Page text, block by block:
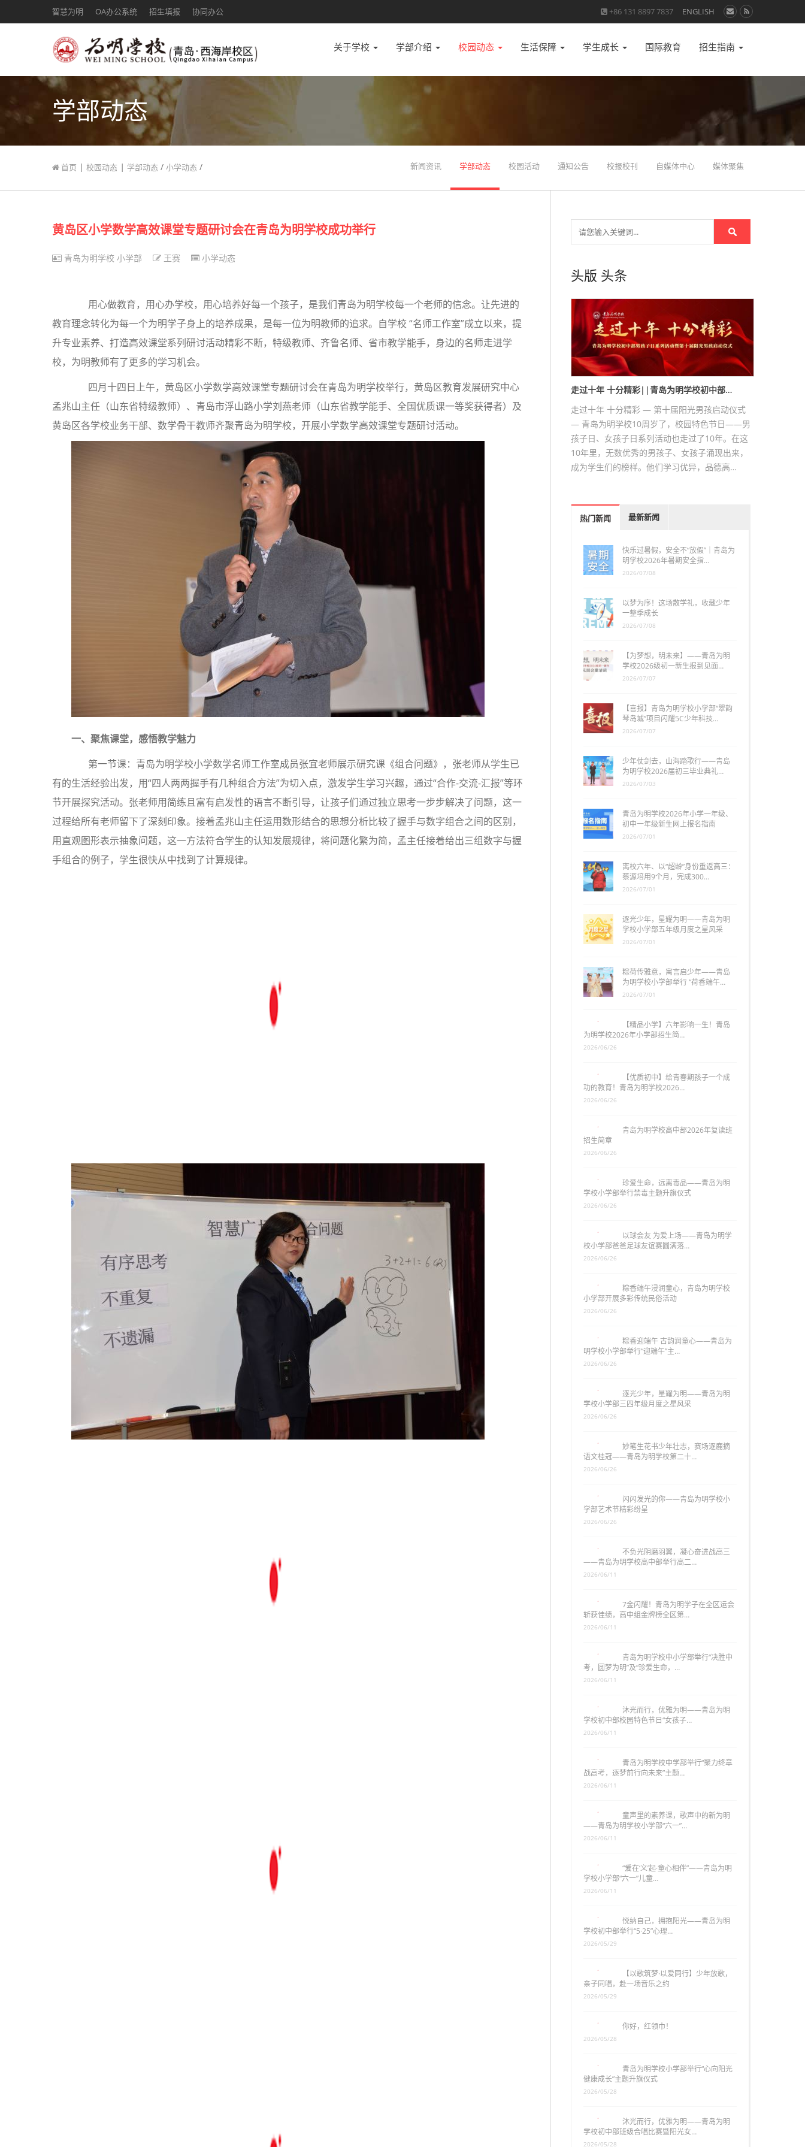
智慧为明 OA办公系统 招生填报 协同办公 +86 131 8897 7837 ENGLISH
关于学校 学部介绍 校园动态 生活保障 学生成长 国际教育 招生指南
学部动态
首页 | 校园动态 | 学部动态 / 小学动态 / 新闻资讯 学部动态 校园活动 通知公告 校报校刊 自媒体中心 媒体聚焦
黄岛区小学数学高效课堂专题研讨会在青岛为明学校成功举行
青岛为明学校 小学部 王赛 小学动态
用心做教育，用心办学校，用心培养好每一个孩子，是我们青岛为明学校每一个老师的信念。让先进的
教育理念转化为每一个为明学子身上的培养成果，是每一位为明教师的追求。自学校 “名师工作室”成立以来，提
升专业素养、打造高效课堂系列研讨活动精彩不断，特级教师、齐鲁名师、省市教学能手，身边的名师走进学
校，为明教师有了更多的学习机会。
四月十四日上午，黄岛区小学数学高效课堂专题研讨会在青岛为明学校举行，黄岛区教育发展研究中心
孟兆山主任（山东省特级教师）、青岛市浮山路小学刘燕老师（山东省教学能手、全国优质课一等奖获得者）及
黄岛区各学校业务干部、数学骨干教师齐聚青岛为明学校，开展小学数学高效课堂专题研讨活动。
一、聚焦课堂，感悟教学魅力
第一节课：青岛为明学校小学数学名师工作室成员张宜老师展示研究课《组合问题》，张老师从学生已
有的生活经验出发，用“四人两两握手有几种组合方法”为切入点，激发学生学习兴趣，通过“合作-交流-汇报”等环
节开展探究活动。张老师用简练且富有启发性的语言不断引导，让孩子们通过独立思考一步步解决了问题，这一
过程给所有老师留下了深刻印象。接着孟兆山主任运用数形结合的思想分析比较了握手与数字组合之间的区别，
用直观图形表示抽象问题，这一方法符合学生的认知发展规律，将问题化繁为简，孟主任接着给出三组数字与握
手组合的例子，学生很快从中找到了计算规律。
头版 头条
走过十年 十分精彩||青岛为明学校初中部…
走过十年 十分精彩 — 第十届阳光男孩启动仪式
— 青岛为明学校10周岁了，校园特色节日——男
孩子日、女孩子日系列活动也走过了10年。在这
10年里，无数优秀的男孩子、女孩子涌现出来，
成为学生们的榜样。他们学习优异，品德高…
热门新闻 最新新闻
快乐过暑假，安全不“放假”｜青岛为
明学校2026年暑期安全指…
2026/07/08
以梦为序！这场散学礼，收藏少年
一整季成长
2026/07/08
【为梦想，明未来】——青岛为明
学校2026级初一新生报到见面…
2026/07/07
【喜报】青岛为明学校小学部“翠韵
琴岛城”项目闪耀5C少年科技…
2026/07/07
少年仗剑去，山海踏歌行——青岛
为明学校2026届初三毕业典礼…
2026/07/03
青岛为明学校2026年小学一年级、
初中一年级新生网上报名指南
2026/07/01
离校六年、以“超龄”身份重返高三：
蔡源培用9个月，完成300…
2026/07/01
逐光少年，星耀为明——青岛为明
学校小学部五年级月度之星风采
2026/07/01
粽荷传雅意，寓言启少年——青岛
为明学校小学部举行 “荷香端午…
2026/07/01
【精品小学】六年影响一生！青岛
为明学校2026年小学部招生简…
【优质初中】给青春期孩子一个成
功的教育！青岛为明学校2026…
青岛为明学校高中部2026年复读班
珍爱生命，远离毒品——青岛为明
学校小学部举行禁毒主题升旗仪式
以球会友 为爱上场——青岛为明学
校小学部爸爸足球友谊赛圆满落…
粽香端午浸润童心，青岛为明学校
小学部开展多彩传统民俗活动
粽香迎端午 古韵润童心——青岛为
明学校小学部举行“迎端午”主…
逐光少年，星耀为明——青岛为明
学校小学部三四年级月度之星风采
妙笔生花书少年壮志，赛场逐鹿摘
语文桂冠——青岛为明学校第二十…
闪闪发光的你——青岛为明学校小
学部艺术节精彩纷呈
不负光阴磨羽翼，凝心奋进战高三
——青岛为明学校高中部举行高二…
7金闪耀！青岛为明学子在全区运会
斩获佳绩，高中组金牌榜全区第…
青岛为明学校中小学部举行“决胜中
考，圆梦为明”及“珍爱生命，…
沐光而行，优雅为明——青岛为明
学校初中部校园特色节日“女孩子…
青岛为明学校中学部举行“聚力终章
战高考，逐梦前行向未来”主题…
童声里的素养课，歌声中的新为明
——青岛为明学校小学部“六一”…
“爱在‘义’起·童心相伴”——青岛为明
学校小学部“六一”儿童…
悦纳自己，拥抱阳光——青岛为明
学校初中部举行“5·25”心理…
【以歌筑梦·以爱同行】少年放歌，
亲子同唱，赴一场音乐之约
你好，红领巾！
青岛为明学校小学部举行“心向阳光
健康成长”主题升旗仪式
沐光而行，优雅为明——青岛为明
学校初中部班级合唱比赛暨阳光女…